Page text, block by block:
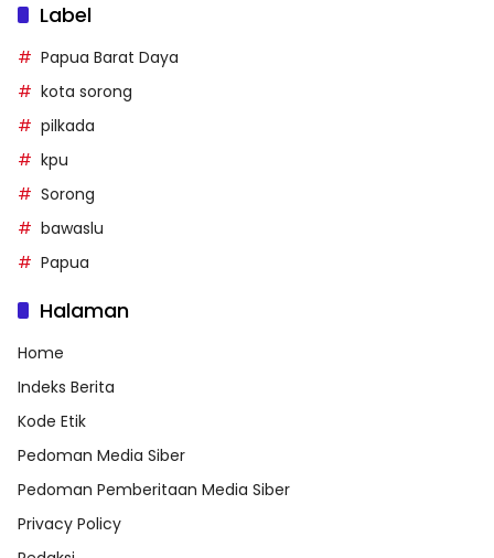
Label
Papua Barat Daya
kota sorong
pilkada
kpu
Sorong
bawaslu
Papua
Halaman
Home
Indeks Berita
Kode Etik
Pedoman Media Siber
Pedoman Pemberitaan Media Siber
Privacy Policy